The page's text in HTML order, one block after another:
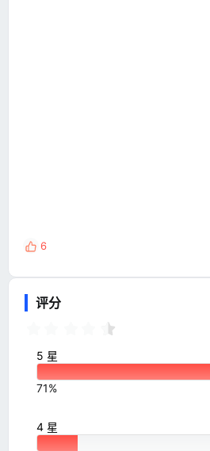
反
:
6
评分
7
星
5 星
71%
4 星